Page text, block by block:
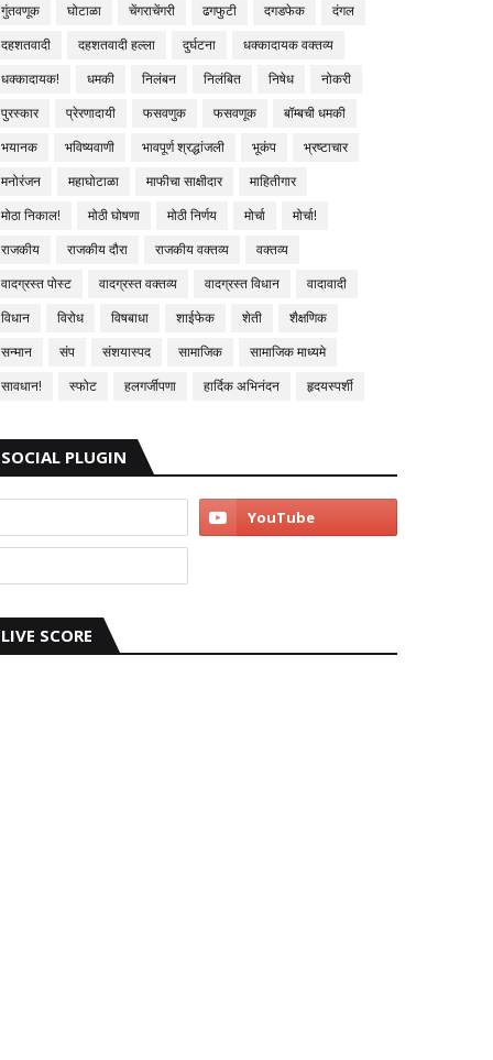
गुंतवणूक
घोटाळा चेंगराचेंगरी ढगफुटी दगडफेक
दंगल
दहशतवादी
दहशतवादी हल्ला दुर्घटना
धक्कादायक वक्तव्य
धक्कादायक!
धमकी निलंबन निलंबित निषेध
नोकरी
पुरस्कार
प्रेरणादायी फसवणुक फसवणूक
बॉम्बची धमकी
भयानक
भविष्यवाणी भावपूर्ण श्रद्धांजली भूकंप
भ्रष्टाचार
मनोरंजन
महाघोटाळा माफीचा साक्षीदार
माहितीगार
मोठा निकाल!
मोठी घोषणा मोठी निर्णय मोर्चा
मोर्चा!
राजकीय
राजकीय दौरा राजकीय वक्तव्य
वक्तव्य
वादग्रस्त पोस्ट
वादग्रस्त वक्तव्य वादग्रस्त विधान
वादावादी
विधान
विरोध विषबाधा शाईफेक शेती
शैक्षणिक
सन्मान
संप संशयास्पद सामाजिक
सामाजिक माध्यमे
सावधान!
स्फोट हलगर्जीपणा हार्दिक अभिनंदन हृदयस्पर्शी
SOCIAL PLUGIN
LIVE SCORE